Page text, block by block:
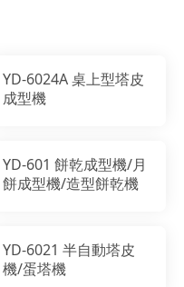
YD-6024A 桌上型塔皮
成型機
YD-601 餅乾成型機/月
餅成型機/造型餅乾機
YD-6021 半自動塔皮
機/蛋塔機